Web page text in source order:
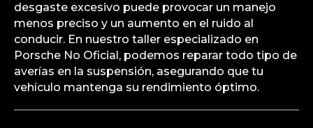
desgaste excesivo puede provocar un manejo
menos preciso y un aumento en el ruido al
conducir. En nuestro taller especializado en
Porsche No Oficial, podemos reparar todo tipo de
averías en la suspensión, asegurando que tu
vehículo mantenga su rendimiento óptimo.